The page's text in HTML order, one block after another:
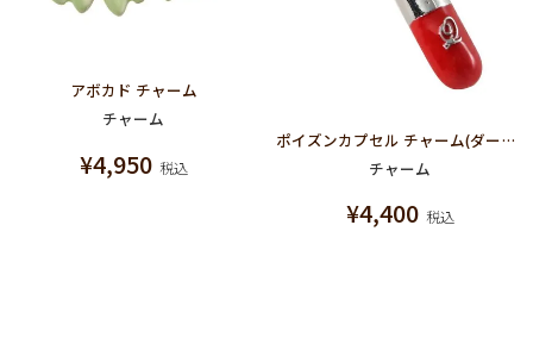
アボカド チャーム
チャーム
¥4,950 税込
ポイズンカプセル チャーム(ダークレッド)
チャーム
¥4,400 税込